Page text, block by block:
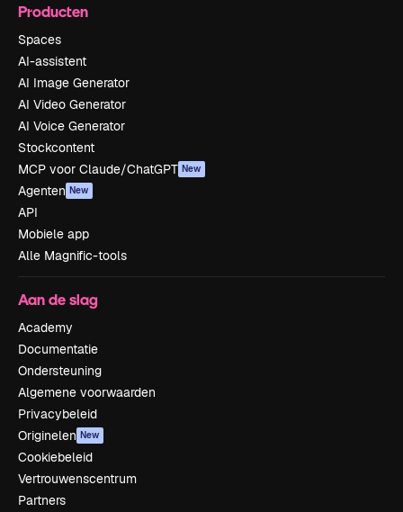
Producten
Spaces
AI-assistent
AI Image Generator
AI Video Generator
AI Voice Generator
Stockcontent
MCP voor Claude/ChatGPT New
Agenten New
API
Mobiele app
Alle Magnific-tools
Aan de slag
Academy
Documentatie
Ondersteuning
Algemene voorwaarden
Privacybeleid
Originelen New
Cookiebeleid
Vertrouwenscentrum
Partners